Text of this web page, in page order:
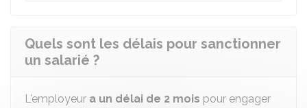
Quels sont les délais pour sanctionner
un salarié ?
L'employeur a un délai de 2 mois pour engager